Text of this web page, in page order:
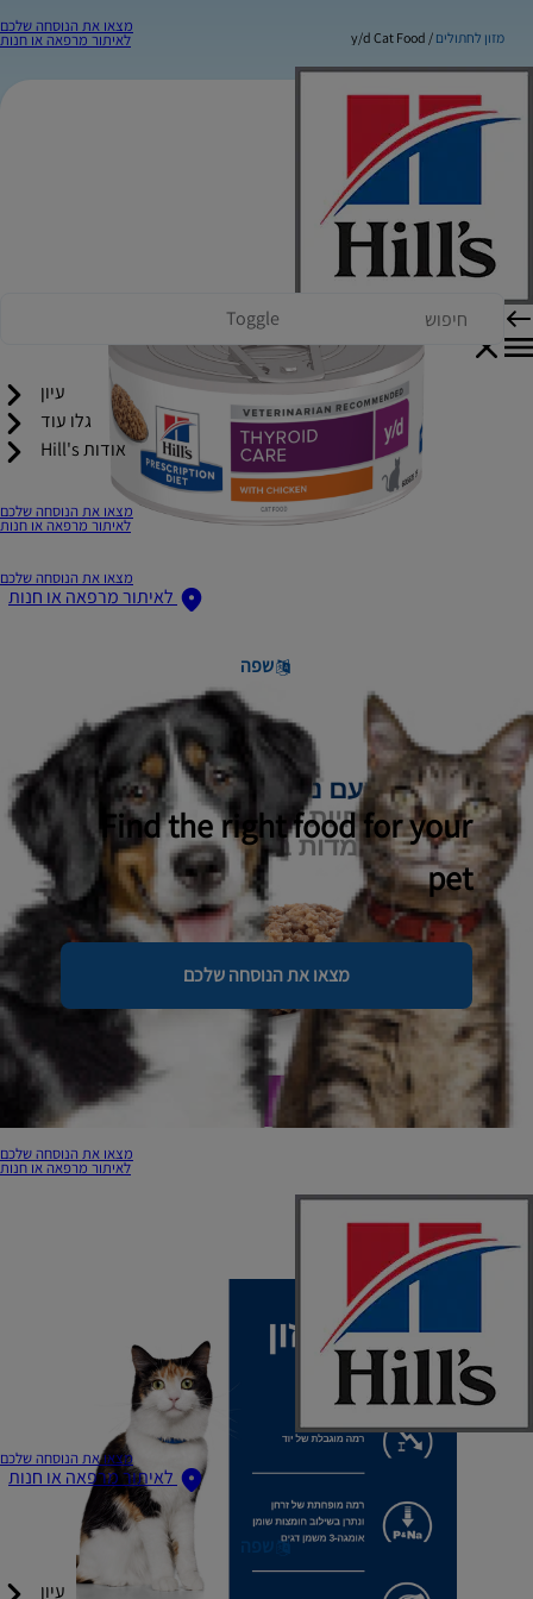
מצאו את הנוסחה שלכם
לאיתור מרפאה או חנות
Toggle
עיון
גלו עוד
אודות Hill's
מצאו את הנוסחה שלכם
לאיתור מרפאה או חנות
מצאו את הנוסחה שלכם
לאיתור מרפאה או חנות
שפה
Find the right food for your
pet
מצאו את הנוסחה שלכם
מצאו את הנוסחה שלכם
לאיתור מרפאה או חנות
מצאו את הנוסחה שלכם
לאיתור מרפאה או חנות
שפה
עיון
מזון לחתולים y/d Cat Food